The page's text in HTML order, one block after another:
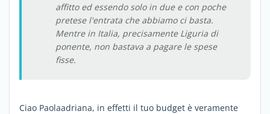
affitto ed essendo solo in due e con poche
pretese l'entrata che abbiamo ci basta.
Mentre in Italia, precisamente Liguria di
ponente, non bastava a pagare le spese
fisse.
Ciao Paolaadriana, in effetti il tuo budget è veramente